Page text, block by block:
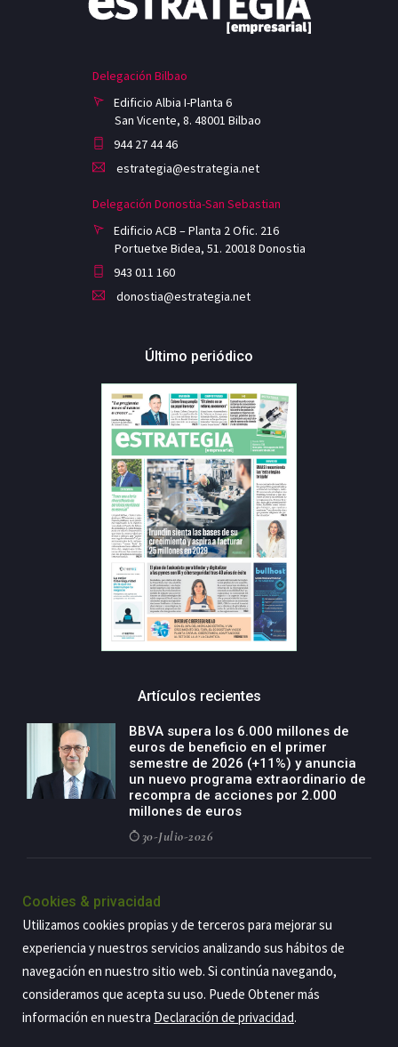
Delegación Bilbao
Edificio Albia I-Planta 6
San Vicente, 8. 48001 Bilbao
944 27 44 46
estrategia@estrategia.net
Delegación Donostia-San Sebastian
Edificio ACB – Planta 2 Ofic. 216
Portuetxe Bidea, 51. 20018 Donostia
943 011 160
donostia@estrategia.net
Último periódico
Artículos recientes
BBVA supera los 6.000 millones de
euros de beneficio en el primer
semestre de 2026 (+11%) y anuncia
un nuevo programa extraordinario de
recompra de acciones por 2.000
millones de euros
30-Julio-2026
negocio agro con un modelo global
de especialización presente en siete
países
29-Julio-2026
Cookies & privacidad
Utilizamos cookies propias y de terceros para mejorar su
experiencia y nuestros servicios analizando sus hábitos de
navegación en nuestro sitio web. Si continúa navegando,
consideramos que acepta su uso. Puede Obtener más
información en nuestra Declaración de privacidad.